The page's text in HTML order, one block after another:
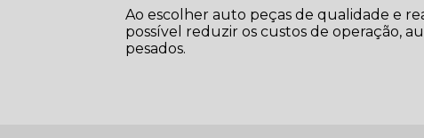
Ao escolher auto peças de qualidade e
possível reduzir os custos de operação,
pesados.